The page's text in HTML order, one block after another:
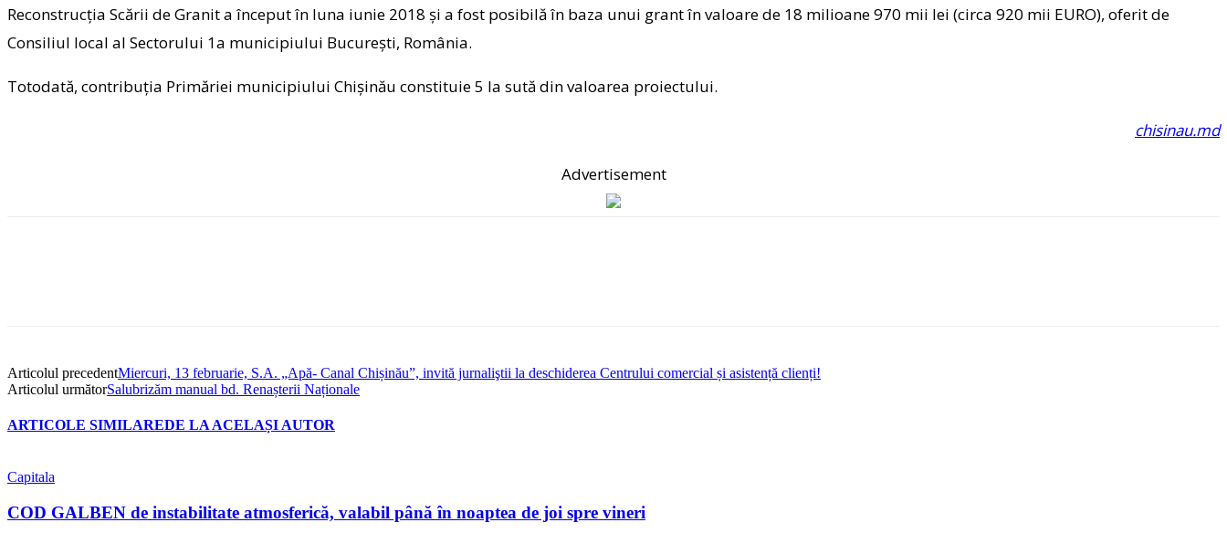
Reconstrucția Scării de Granit a început în luna iunie 2018 și a fost posibilă în baza unui grant în valoare de 18 milioane 970 mii lei (circa 920 mii EURO), oferit de
Consiliul local al Sectorului 1a municipiului Bucureşti, România.
Totodată, contribuția Primăriei municipiului Chişinău constituie 5 la sută din valoarea proiectului.
chisinau.md
Advertisement
Articolul precedentMiercuri, 13 februarie, S.A. „Apă- Canal Chișinău”, invită jurnaliştii la deschiderea Centrului comercial și asistență clienți!
Articolul următorSalubrizăm manual bd. Renașterii Naționale
ARTICOLE SIMILAREDE LA ACELAȘI AUTOR
Capitala
COD GALBEN de instabilitate atmosferică, valabil până în noaptea de joi spre vineri